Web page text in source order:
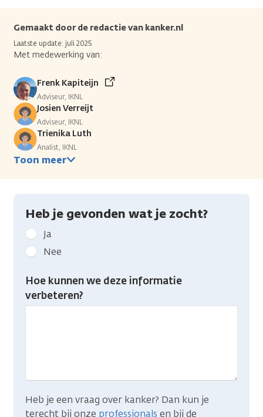
Gemaakt door de redactie van kanker.nl
Laatste update: juli 2025
Met medewerking van:
Frenk Kapiteijn
Adviseur, IKNL
Josien Verreijt
Adviseur, IKNL
Trienika Luth
Analist, IKNL
Toon meer
Heb je gevonden wat je zocht?
Geef
kanker.nl
feedback:
Heb
gevonden
Ja
Nee
Hoe kunnen we deze informatie
verbeteren?
Heb je een vraag over kanker? Dan kun je
terecht bij onze professionals en bij de